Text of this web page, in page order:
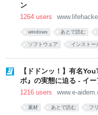
ン
1264 users
windows あとで読む
ソフトウェア インストー
【ドドンッ！】有名
ボ』の実態に迫る - イー
1216 users www.e-
素材 あとで読む フ